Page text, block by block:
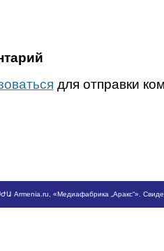
для отправки
Armenia.ru , «Медиафабрика „Аракс“».